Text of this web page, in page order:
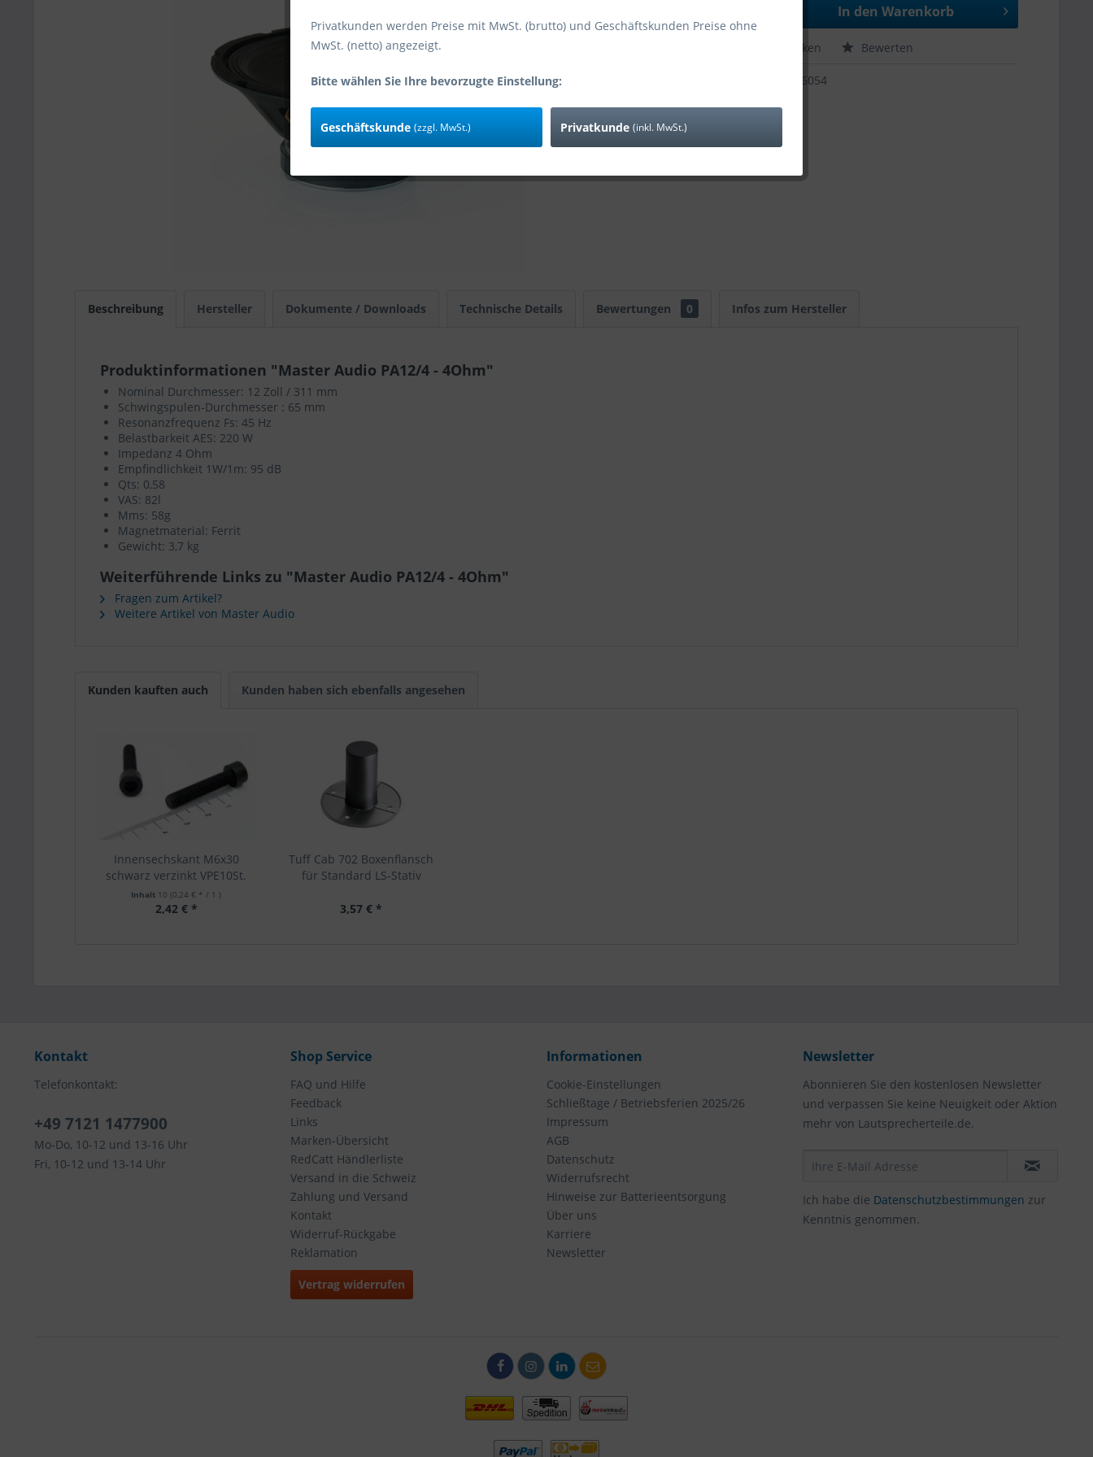
In den Warenkorb
Merken Bewerten
66054
Beschreibung Hersteller Dokumente / Downloads Technische Details Bewertungen 0 Infos zum Hersteller
Produktinformationen "Master Audio PA12/4 - 4Ohm"
Nominal Durchmesser: 12 Zoll / 311 mm
Schwingspulen-Durchmesser : 65 mm
Resonanzfrequenz Fs: 45 Hz
Belastbarkeit AES: 220 W
Impedanz 4 Ohm
Empfindlichkeit 1W/1m: 95 dB
Qts: 0,58
VAS: 82l
Mms: 58g
Magnetmaterial: Ferrit
Gewicht: 3,7 kg
Weiterführende Links zu "Master Audio PA12/4 - 4Ohm"
Fragen zum Artikel?
Weitere Artikel von Master Audio
Kunden kauften auch Kunden haben sich ebenfalls angesehen
Innensechskant M6x30
schwarz verzinkt VPE10St.
Inhalt 10(0,24 € * / 1 )
2,42 € *
Tuff Cab 702 Boxenflansch
für Standard LS-Stativ
3,57 € *
Kontakt
Telefonkontakt:
+49 7121 1477900
Mo-Do, 10-12 und 13-16 Uhr
Fri, 10-12 und 13-14 Uhr
Shop Service
FAQ und Hilfe
Feedback
Links
Marken-Übersicht
RedCatt Händlerliste
Versand in die Schweiz
Zahlung und Versand
Kontakt
Widerruf-Rückgabe
Reklamation
Vertrag widerrufen
Informationen
Cookie-Einstellungen
Schließtage / Betriebsferien 2025/26
Impressum
AGB
Datenschutz
Widerrufsrecht
Hinweise zur Batterieentsorgung
Über uns
Karriere
Newsletter
Newsletter
Abonnieren Sie den kostenlosen Newsletter
und verpassen Sie keine Neuigkeit oder Aktion
mehr von Lautsprecherteile.de.
Ich habe die Datenschutzbestimmungen zur
Kenntnis genommen.
Privatkunden werden Preise mit MwSt. (brutto) und Geschäftskunden Preise ohne
MwSt. (netto) angezeigt.
Bitte wählen Sie Ihre bevorzugte Einstellung:
Geschäftskunde (zzgl. MwSt.) Privatkunde (inkl. MwSt.)